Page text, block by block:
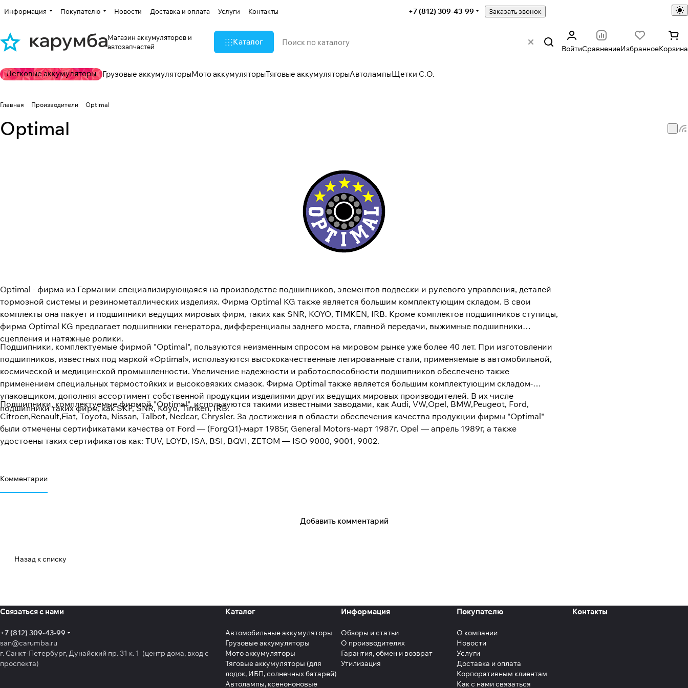
Информация Покупателю Новости Доставка и оплата Услуги Контакты +7 (812) 309-43-99 Заказать звонок
Магазин аккумуляторов и
автозапчастей
Каталог
ВойтиСравнениеИзбранноеКорзина
Легковые аккумуляторы Грузовые аккумуляторыМото аккумуляторыТяговые аккумуляторыАвтолампыЩетки С.О.
Главная Производители Optimal
Optimal
Optimal - фирма из Германии специализирующаяся на производстве подшипников, элементов подвески и рулевого управления, деталей
тормозной системы и резинометаллических изделиях. Фирма Optimal KG также является большим комплектующим складом. В свои
комплекты она пакует и подшипники ведущих мировых фирм, таких как SNR, KOYO, TIMKEN, IRB. Кроме комплектов подшипников ступицы,
фирма Optimal KG предлагает подшипники генератора, дифференциалы заднего моста, главной передачи, выжимные подшипники
сцепления и натяжные ролики.
Подшипники, комплектуемые фирмой "Optimal", пользуются неизменным спросом на мировом рынке уже более 40 лет. При изготовлении
подшипников, известных под маркой «Optimal», используются высококачественные легированные стали, применяемые в автомобильной,
космической и медицинской промышленности. Увеличение надежности и работоспособности подшипников обеспечено также
применением специальных термостойких и высоковязких смазок. Фирма Optimal также является большим комплектующим складом-
упаковщиком, дополняя ассортимент собственной продукции изделиями других ведущих мировых производителей. В их числе
подшипники таких фирм, как SKF, SNR, Koyo, Timken, IRB.
Подшипники, комплектуемые фирмой "Optimal", используются такими известными заводами, как Audi, VW,Opel, BMW,Peugeot, Ford,
Citroen,Renault,Fiat, Toyota, Nissan, Talbot, Nedcar, Chrysler. За достижения в области обеспечения качества продукции фирмы "Optimal"
были отмечены сертификатами качества от Ford — (ForgQ1)-март 1985г, General Motors-март 1987г, Opel — апрель 1989г, а также
удостоены таких сертификатов как: TUV, LOYD, ISA, BSI, BQVI, ZETOM — ISO 9000, 9001, 9002.
Комментарии
Добавить комментарий
Назад к списку
Связаться с нами
+7 (812) 309-43-99
san@carumba.ru
г. Санкт-Петербург, Дунайский пр. 31 к. 1 (центр дома, вход с
проспекта)
Каталог
Автомобильные аккумуляторы
Грузовые аккумуляторы
Мото аккумуляторы
Тяговые аккумуляторы (для
лодок, ИБП, солнечных батарей)
Автолампы, ксенононовые
Информация
Обзоры и статьи
О производителях
Гарантия, обмен и возврат
Утилизация
Покупателю
О компании
Новости
Услуги
Доставка и оплата
Корпоративным клиентам
Как с нами связаться
Контакты